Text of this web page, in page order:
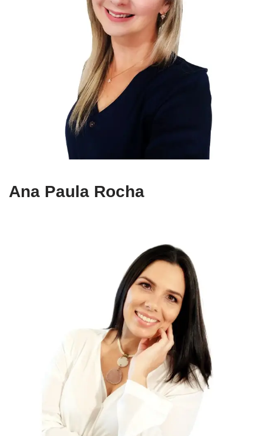
Ana Paula Rocha